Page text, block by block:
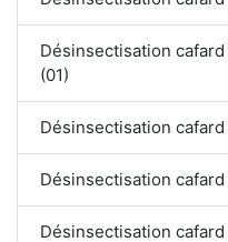
Désinsectisation
(01)
Désinsectisation
Désinsectisation
Désinsectisation